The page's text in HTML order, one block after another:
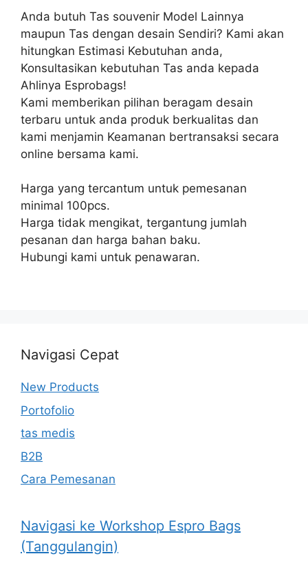
Anda butuh Tas souvenir Model Lainnya
maupun Tas dengan desain Sendiri? Kami akan
hitungkan Estimasi Kebutuhan anda,
Konsultasikan kebutuhan Tas anda kepada
Ahlinya Esprobags!
Kami memberikan pilihan beragam desain
terbaru untuk anda produk berkualitas dan
kami menjamin Keamanan bertransaksi secara
online bersama kami.
Harga yang tercantum untuk pemesanan
minimal 100pcs.
Harga tidak mengikat, tergantung jumlah
pesanan dan harga bahan baku.
Hubungi kami untuk penawaran.
Navigasi Cepat
New Products
Portofolio
tas medis
B2B
Cara Pemesanan
Navigasi ke Workshop Espro Bags
(Tanggulangin)